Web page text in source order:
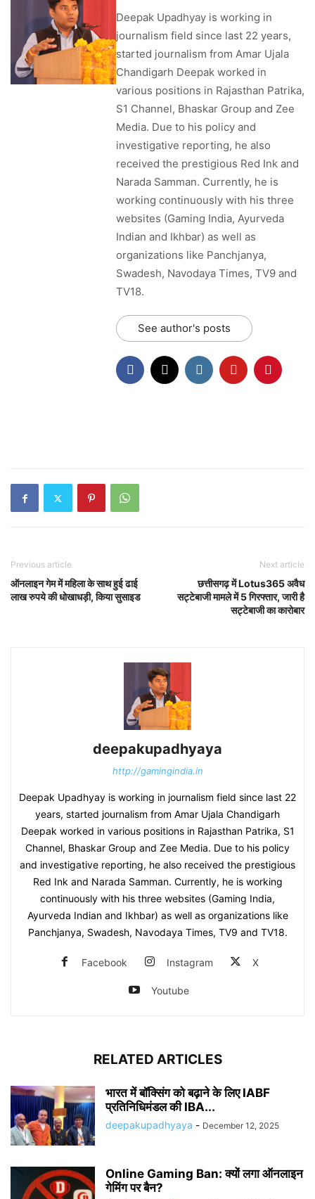
Deepak Upadhyay is working in
journalism field since last 22 years,
started journalism from Amar Ujala
Chandigarh Deepak worked in
various positions in Rajasthan Patrika,
S1 Channel, Bhaskar Group and Zee
Media. Due to his policy and
investigative reporting, he also
received the prestigious Red Ink and
Narada Samman. Currently, he is
working continuously with his three
websites (Gaming India, Ayurveda
Indian and Ikhbar) as well as
organizations like Panchjanya,
Swadesh, Navodaya Times, TV9 and
TV18.
See author's posts
Previous article
ऑनलाइन गेम में महिला के साथ हुई ढाई
लाख रुपये की धोखाधड़ी, किया सुसाइड
Next article
छत्तीसगढ़ में Lotus365 अवैध
सट्टेबाजी मामले में 5 गिरफ्तार, जारी है
सट्टेबाजी का कारोबार
deepakupadhyaya
http://gamingindia.in
Deepak Upadhyay is working in journalism field since last 22
years, started journalism from Amar Ujala Chandigarh
Deepak worked in various positions in Rajasthan Patrika, S1
Channel, Bhaskar Group and Zee Media. Due to his policy
and investigative reporting, he also received the prestigious
Red Ink and Narada Samman. Currently, he is working
continuously with his three websites (Gaming India,
Ayurveda Indian and Ikhbar) as well as organizations like
Panchjanya, Swadesh, Navodaya Times, TV9 and TV18.
Facebook Instagram X
Youtube
RELATED ARTICLES
भारत में बॉक्सिंग को बढ़ाने के लिए IABF
प्रतिनिधिमंडल की IBA...
deepakupadhyaya - December 12, 2025
Online Gaming Ban: क्यों लगा ऑनलाइन
गेमिंग पर बैन?